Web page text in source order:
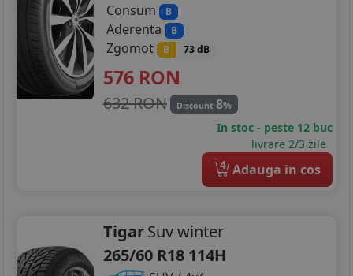
Consum
B
Aderenta B
Zgomot B 73 dB
576 RON
632 RON Discount 8%
In stoc - peste 12 buc
livrare 2/3 zile
4 Adauga in cos
TigarSuv winter
265/60 R18 114H